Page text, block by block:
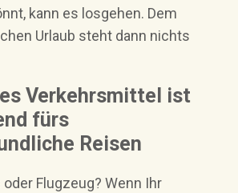
kann es losgehen. Dem
Urlaub steht dann nichts
Verkehrsmittel ist
fürs
Reisen
oder Flugzeug? Wenn Ihr